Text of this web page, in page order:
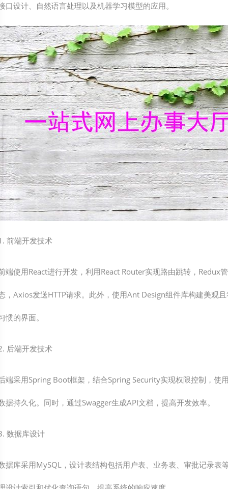
口设计、自然语言处理以及机器学习模型的应用。
前端开发技术
端使用React进行开发，利用React Router实现路由跳转，Redux
，Axios发送HTTP请求。此外，使用Ant Design组件库构建美观
惯的界面。
后端开发技术
端采用Spring Boot框架，结合Spring Security实现权限控制，使
据持久化。同时，通过Swagger生成API文档，提高开发效率。
数据库设计
据库采用MySQL，设计表结构包括用户表、业务表、审批记录表